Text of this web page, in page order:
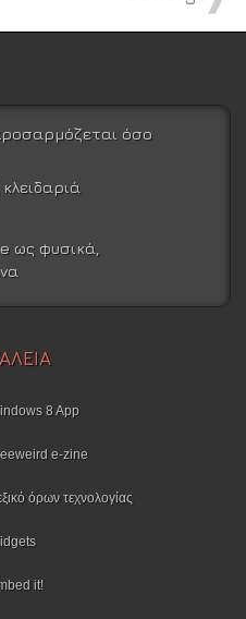
όσο
ως φυσικά,
8 App
e-zine
όρων τεχνολογίας
it!